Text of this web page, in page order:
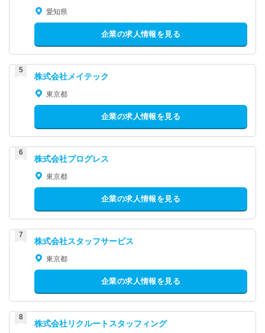
愛知県
企業の求人情報を見る
株式会社メイテック
東京都
企業の求人情報を見る
株式会社プログレス
東京都
企業の求人情報を見る
株式会社スタッフサービス
東京都
企業の求人情報を見る
株式会社リクルートスタッフィング